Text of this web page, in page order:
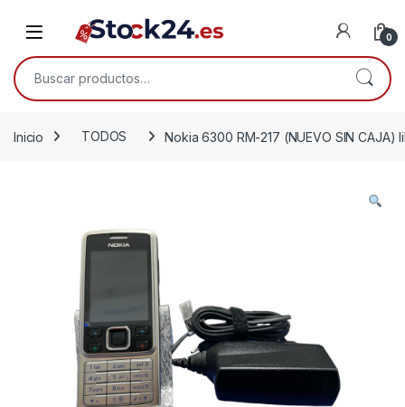
Open 0
Buscar por:
Inicio TODOS Nokia 6300 RM-217 (NUEVO SIN CAJA)